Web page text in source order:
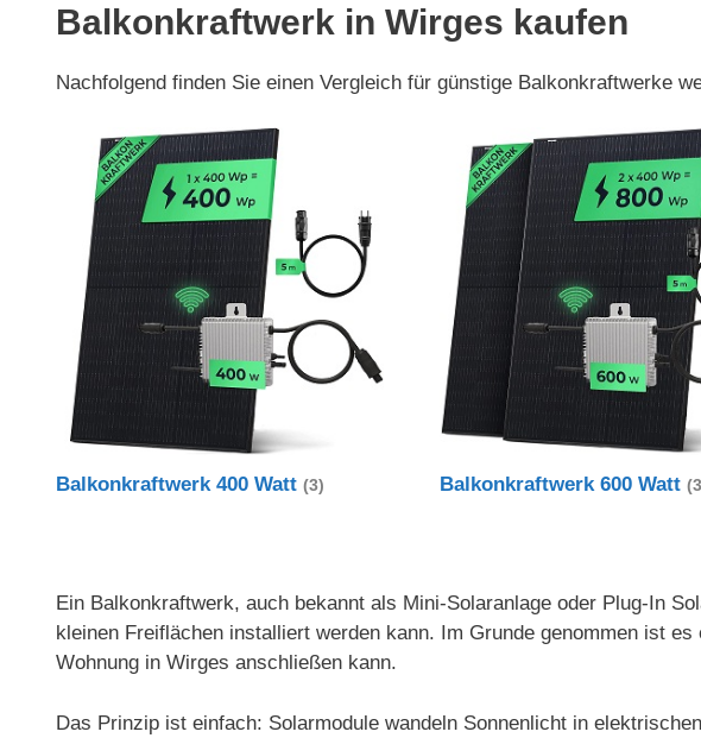
Balkonkraftwerk in Wirges kaufen
Nachfolgend finden Sie einen Vergleich für günstige Balkonkraftwerke
Balkonkraftwerk 400 Watt (3) Balkonkraftwerk 600 Watt
Ein Balkonkraftwerk, auch bekannt als Mini-Solaranlage oder Plug-In
kleinen Freiflächen installiert werden kann. Im Grunde genommen ist
Wohnung in Wirges anschließen kann.
Das Prinzip ist einfach: Solarmodule wandeln Sonnenlicht in